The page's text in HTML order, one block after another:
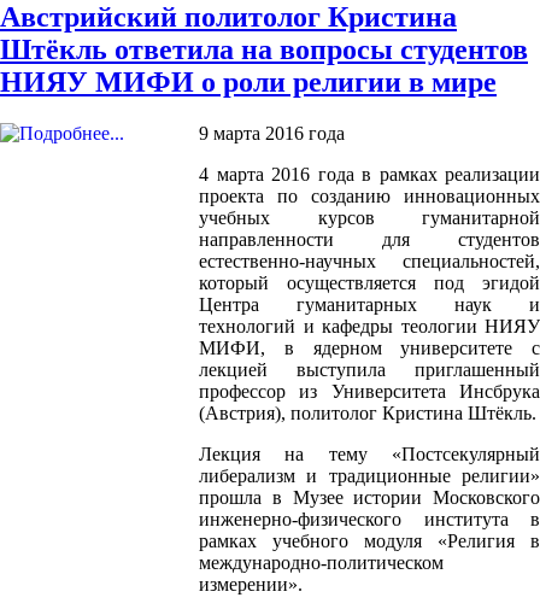
Австрийский политолог Кристина
Штёкль ответила на вопросы студентов
НИЯУ МИФИ о роли религии в мире
9 марта 2016 года
4 марта 2016 года в рамках реализации
проекта по созданию инновационных
учебных курсов гуманитарной
направленности для студентов
естественно-научных специальностей,
который осуществляется под эгидой
Центра гуманитарных наук и
технологий и кафедры теологии НИЯУ
МИФИ, в ядерном университете с
лекцией выступила приглашенный
профессор из Университета Инсбрука
(Австрия), политолог Кристина Штёкль.
Лекция на тему «Постсекулярный
либерализм и традиционные религии»
прошла в Музее истории Московского
инженерно-физического института в
рамках учебного модуля «Религия в
международно-политическом
измерении».